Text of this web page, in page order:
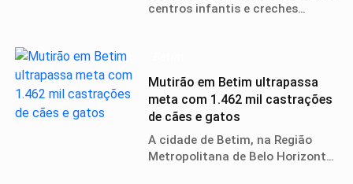
centros infantis e creches
Mutirão em Betim ultrapassa
meta com 1.462 mil castrações
de cães e gatos
A cidade de Betim, na Região
Metropolitana de Belo Horizonte,